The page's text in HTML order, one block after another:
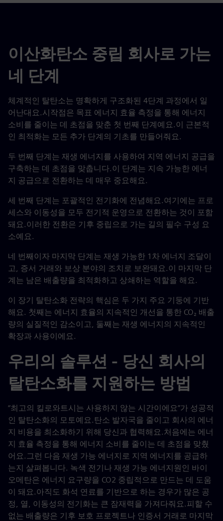
이산화탄소 중립 회사로 가는
네 단계
체계적인 탈탄소는 명확하게 구조화된 4단계 과정에서 일
어난대요.시작점은 목표 에너지 효율 측정을 통해 에너지
소비를 줄이는 데 초점을 맞춘 첫 번째 단계예요.이 근본적
인 최적화는 모든 추가 단계의 기초를 만들어줘요.
두 번째 단계는 재생 에너지를 사용하여 지역 에너지 공급을
구축하는 데 초점을 맞춥니다.이 단계는 지속 가능한 에너
지 공급으로 전환하는 데 매우 중요해요.
세 번째 단계는 포괄적인 전기화에 전념해요.여기에는 프로
세스와 이동성을 모두 전기적 운영으로 전환하는 것이 포함
돼요.이러한 전환은 기후 중립으로 가는 길의 필수 구성 요
소예요.
네 번째이자 마지막 단계는 재생 가능한 1차 에너지 조달이
고, 증서 거래와 보상 분야의 조치로 보완돼요.이 마지막 단
계는 남은 배출량을 최적화하고 상쇄하는 역할을 해요.
이 장기 탈탄소화 전략의 핵심은 두 가지 주요 기둥에 기반
해요. 첫째는 에너지 효율의 지속적인 개선을 통한 CO₂ 배출
량의 실질적인 감소이고, 둘째는 재생 에너지의 지속적인
확장과 사용이에요.
우리의 솔루션 - 당신 회사의
탈탄소화를 지원하는 방법
“최고의 킬로와트시는 사용하지 않는 시간이에요”가 성공적
인 탈탄소화의 모토예요.탄소 발자국을 줄이고 회사의 에너
지 비용을 최소화하기 위해 당신과 협력해요.처음에는 에너
지 효율 측정을 통해 에너지 소비를 줄이는 데 초점을 맞췄
어요.그런 다음 재생 가능 에너지로 지역 에너지를 공급하
는지 살펴봅니다. 녹색 전기나 재생 가능 에너지원인 바이
오메탄은 에너지 요구량을 CO2 중립적으로 만드는 데 도움
이 돼요.아직도 화석 연료를 기반으로 하는 경우가 많은 공
정, 열, 이동성의 전기화는 큰 잠재력을 가져다줘요.피할 수
없는 배출량은 기후 보호 프로젝트나 인증서 거래로 마지막